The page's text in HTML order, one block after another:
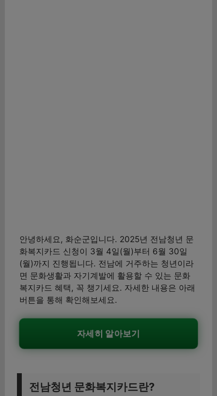
안녕하세요, 화순군입니다. 2025년 전남청년 문
화복지카드 신청이 3월 4일(월)부터 6월 30일
(월)까지 진행됩니다. 전남에 거주하는 청년이라
면 문화생활과 자기계발에 활용할 수 있는 문화
복지카드 혜택, 꼭 챙기세요. 자세한 내용은 아래
버튼을 통해 확인해보세요.
자세히 알아보기
전남청년 문화복지카드란?